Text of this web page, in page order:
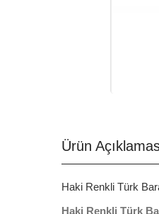
Ürün
Haki Renkli Türk
Haki Renkli Türk